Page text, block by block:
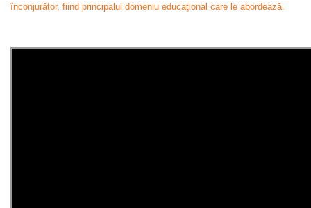
înconjurător, fiind principalul domeniu educaţional care le abordează.